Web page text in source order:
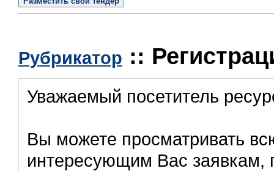
Рубрикатор ::
Уважаемый посетитель
Вы можете просматривать
интересующим Вас заявкам,